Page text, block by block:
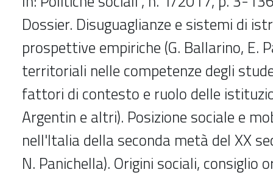
Dossier. Disuguaglianze e sistemi di
prospettive empiriche (G. Ballarino, E.
territoriali nelle competenze degli
fattori di contesto e ruolo delle
Argentin e altri). Posizione sociale e
nell'Italia della seconda metà del XX
N. Panichella). Origini sociali, consiglio